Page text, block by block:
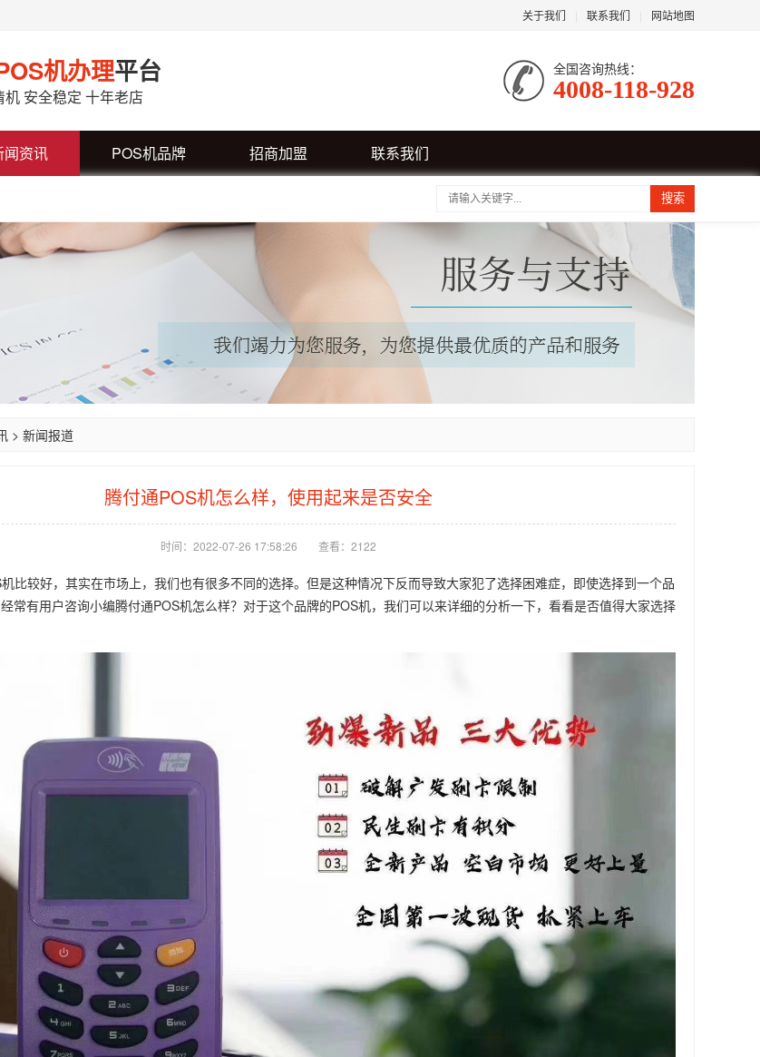
关于我们 联系我们 网站地图
机办理平台
机 安全稳定 十年老店
全国咨询热线：
4008-118-928
闻资讯 POS机品牌 招商加盟 联系我们
搜索
> 新闻报道
腾付通POS机怎么样，使用起来是否安全
时间：2022-07-26 17:58:26 查看：2122
比较好，其实在市场上，我们也有很多不同的选择。但是这种情况下反而导致大家犯了选择困难症，即使选择到一个品
常有用户咨询小编腾付通POS机怎么样？对于这个品牌的POS机，我们可以来详细的分析一下，看看是否值得大家选择